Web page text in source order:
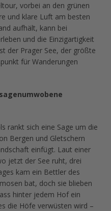
vorbei an den grünen
und klare Luft am besten
aufhält, kann bei
und die Einzigartigkeit
der Prager See, der größte
für Wanderungen
rankt sich eine Sage um die
Bergen und Gletschern
einfügt. Laut einer
jetzt der See ruht, drei
kam ein Bettler des
bat, doch sie blieben
hinter jedem Hof ein
die Höfe verwüsten wird –